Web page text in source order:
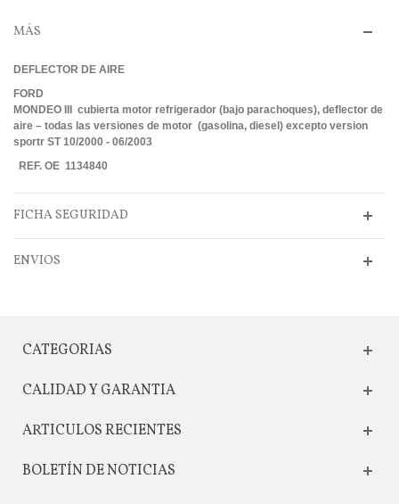
MÁS
DEFLECTOR DE AIRE
FORD
MONDEO III cubierta motor refrigerador (bajo parachoques), deflector de
aire – todas las versiones de motor (gasolina, diesel) excepto version
sportr ST 10/2000 - 06/2003
REF. OE 1134840
FICHA SEGURIDAD
ENVIOS
CATEGORIAS
CALIDAD Y GARANTIA
ARTICULOS RECIENTES
BOLETÍN DE NOTICIAS